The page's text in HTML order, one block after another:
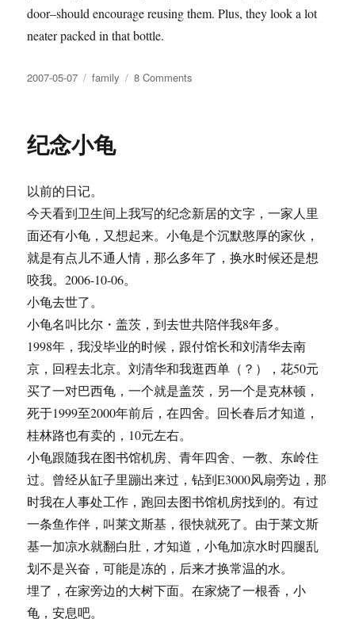
door–should encourage reusing them. Plus, they look a lot
neater packed in that bottle.
Posted
2007-05-07 Tags
family 8 Comments
纪念小龟
以前的日记。
今天看到卫生间上我写的纪念新居的文字，一家人里
面还有小龟，又想起来。小龟是个沉默憨厚的家伙，
就是有点儿不通人情，那么多年了，换水时候还是想
咬我。2006-10-06。
小龟去世了。
小龟名叫比尔・盖茨，到去世共陪伴我8年多。
1998年，我没毕业的时候，跟付馆长和刘清华去南
京，回程去北京。刘清华和我逛西单（？），花50元
买了一对巴西龟，一个就是盖茨，另一个是克林顿，
死于1999至2000年前后，在四舍。回长春后才知道，
桂林路也有卖的，10元左右。
小龟跟随我在图书馆机房、青年四舍、一教、东岭住
过。曾经从缸子里蹦出来过，钻到E3000风扇旁边，那
时我在人事处工作，跑回去图书馆机房找到的。有过
一条鱼作伴，叫莱文斯基，很快就死了。由于莱文斯
基一加凉水就翻白肚，才知道，小龟加凉水时四腿乱
划不是兴奋，可能是冻的，后来才换常温的水。
埋了，在家旁边的大树下面。在家烧了一根香，小
龟，安息吧。